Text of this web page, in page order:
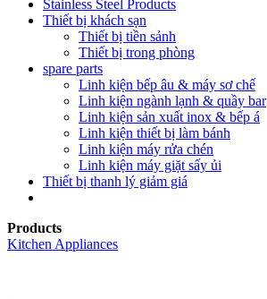
Stainless Steel Products
Thiết bị khách sạn
Thiết bị tiền sảnh
Thiết bị trong phòng
spare parts
Linh kiện bếp âu & máy sơ chế
Linh kiện ngành lạnh & quầy bar
Linh kiện sản xuất inox & bếp á
Linh kiện thiết bị làm bánh
Linh kiện máy rửa chén
Linh kiện máy giặt sấy ủi
Thiết bị thanh lý giảm giá
Products
Kitchen Appliances